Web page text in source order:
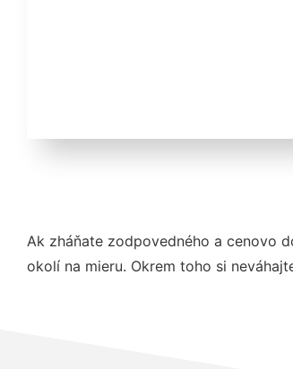
Ak zháňate zodpovedného a cenovo
okolí na mieru. Okrem toho si